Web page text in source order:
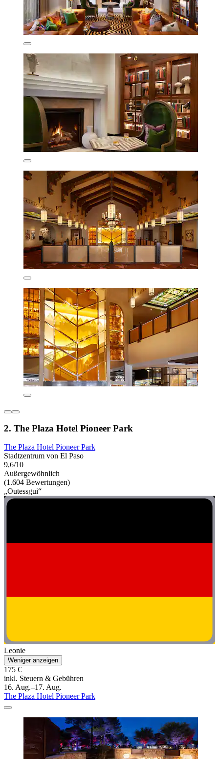
2. The Plaza Hotel Pioneer Park
The Plaza Hotel Pioneer Park
Stadtzentrum von El Paso
9,6/10
Außergewöhnlich
(1.604 Bewertungen)
„Outessgui“
Leonie
Weniger anzeigen
175 €
inkl. Steuern & Gebühren
16. Aug.–17. Aug.
The Plaza Hotel Pioneer Park